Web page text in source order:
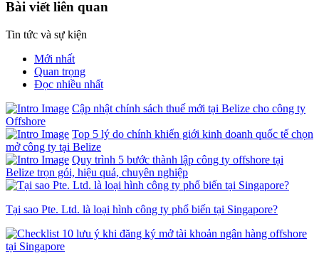
Bài viết liên quan
Tin tức và sự kiện
Mới nhất
Quan trọng
Đọc nhiều nhất
Cập nhật chính sách thuế mới tại Belize cho công ty
Offshore
Top 5 lý do chính khiến giới kinh doanh quốc tế chọn
mở công ty tại Belize
Quy trình 5 bước thành lập công ty offshore tại
Belize trọn gói, hiệu quả, chuyên nghiệp
Tại sao Pte. Ltd. là loại hình công ty phổ biến tại Singapore?